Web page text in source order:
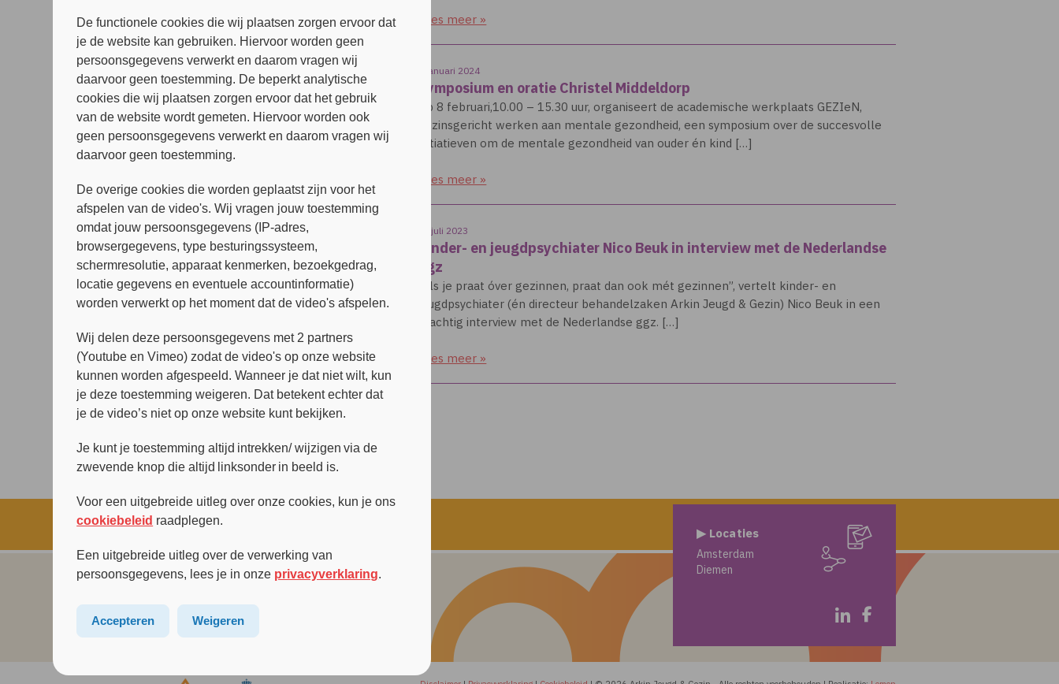
Lees meer »
3 januari 2024
Symposium en oratie Christel Middeldorp
Op 8 februari,10.00 – 15.30 uur, organiseert de academische werkplaats GEZIeN,
gezinsgericht werken aan mentale gezondheid, een symposium over de succesvolle
initiatieven om de mentale gezondheid van ouder én kind […]
Lees meer »
18 juli 2023
Kinder- en jeugdpsychiater Nico Beuk in interview met de Nederlandse
ggz
“Als je praat óver gezinnen, praat dan ook mét gezinnen”, vertelt kinder- en
jeugdpsychiater (én directeur behandelzaken Arkin Jeugd & Gezin) Nico Beuk in een
prachtig interview met de Nederlandse ggz. […]
Lees meer »
▶ Locaties
Amsterdam
Diemen
De functionele cookies die wij plaatsen zorgen ervoor dat
je de website kan gebruiken. Hiervoor worden geen
persoonsgegevens verwerkt en daarom vragen wij
daarvoor geen toestemming. De beperkt analytische
cookies die wij plaatsen zorgen ervoor dat het gebruik
van de website wordt gemeten. Hiervoor worden ook
geen persoonsgegevens verwerkt en daarom vragen wij
daarvoor geen toestemming.
De overige cookies die worden geplaatst zijn voor het
afspelen van de video's. Wij vragen jouw toestemming
omdat jouw persoonsgegevens (IP-adres,
browsergegevens, type besturingssysteem,
schermresolutie, apparaat kenmerken, bezoekgedrag,
locatie gegevens en eventuele accountinformatie)
worden verwerkt op het moment dat de video's afspelen.
Wij delen deze persoonsgegevens met 2 partners
(Youtube en Vimeo) zodat de video's op onze website
kunnen worden afgespeeld. Wanneer je dat niet wilt, kun
je deze toestemming weigeren. Dat betekent echter dat
je de video’s niet op onze website kunt bekijken.
Je kunt je toestemming altijd intrekken/ wijzigen via de
zwevende knop die altijd linksonder in beeld is.
Voor een uitgebreide uitleg over onze cookies, kun je ons
cookiebeleid raadplegen.
Een uitgebreide uitleg over de verwerking van
persoonsgegevens, lees je in onze privacyverklaring.
Accepteren Weigeren